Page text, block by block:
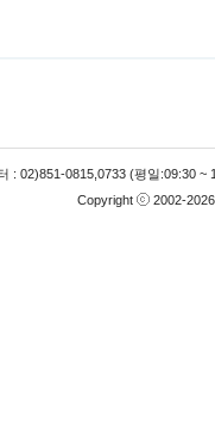
: 02)851-0815,0733 (평일:09:30
Copyright
2002-2026